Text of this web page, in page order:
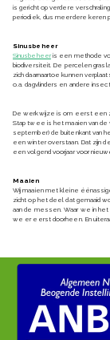
is gericht op verdere
periodiek, dus meerdere keren
Sinusbeheer
Sinusbeheeris een methode
biodiversiteit. De percelen
zich daarnaartoe kunnen
o.a. dagvlinders en andere
De werkwijze is om eerst een
Stap twee is het maaien van de
september) de buitenkant van
een winter overstaan. Dat zijn
een volgend voorjaar voor
Maaien
Wij maaien met kleine
zicht op het deel dat gemaaid
aan de messen. Waar we in
we er eerst doorheen. En